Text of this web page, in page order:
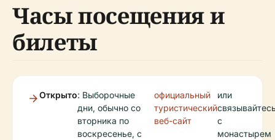
Часы посещения и
билеты
Открыто: Выборочные
дни, обычно со
вторника по
воскресенье, с
официальный
туристический
веб-сайт
или
с
монастырем